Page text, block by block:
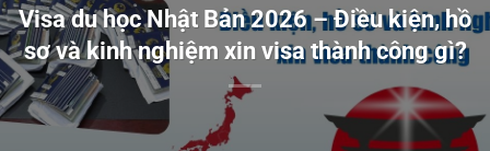
Visa du học Nhật Bản 2026 – Điều kiện, hồ
sơ và kinh nghiệm xin visa thành công gì?